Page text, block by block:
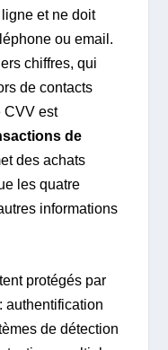
et ne doit
ou email.
chiffres, qui
de contacts
CVV est
de
des achats
les quatre
informations
protégés par
authentification
de détection